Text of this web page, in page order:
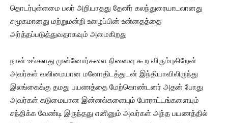
தொடர்புள்ளமை பலர் அறியாதது தேனீர் கலந்துரையாடலானது
சுமூகமானது மற்றுமன்றி உழைப்பின் உன்னதத்தை
அர்த்தப்படுத்துவதாகவும் அமைகிறது
நான் உங்களது முன்னோர்களை நினைவு கூற விரும்புகிறேன்
அவர்கள் வலிமையான மனோதிடத்துடன் இந்தியாவிலிருந்து
இலங்கைக்கு தமது பயணத்தை மேற்கொண்டனர் அதன் போது
அவர்கள் கடுமையான இன்னல்களையும் போராட்டங்களையும்
சந்திக்க வேண்டி இருந்தது எனினும் அவர்கள் அந்த பயணத்தில்